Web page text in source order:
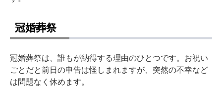
冠婚葬祭
冠婚葬祭は、誰もが納得する理由のひとつです。お祝い
ごとだと前日の申告は怪しまれますが、突然の不幸など
は問題なく休めます。